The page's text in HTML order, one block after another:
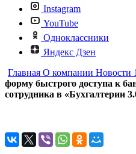
Instagram
YouTube
Одноклассники
Яндекс Дзен
Главная О компании Новости
форму быстрого доступа к
сотрудника в «Бухгалтерии